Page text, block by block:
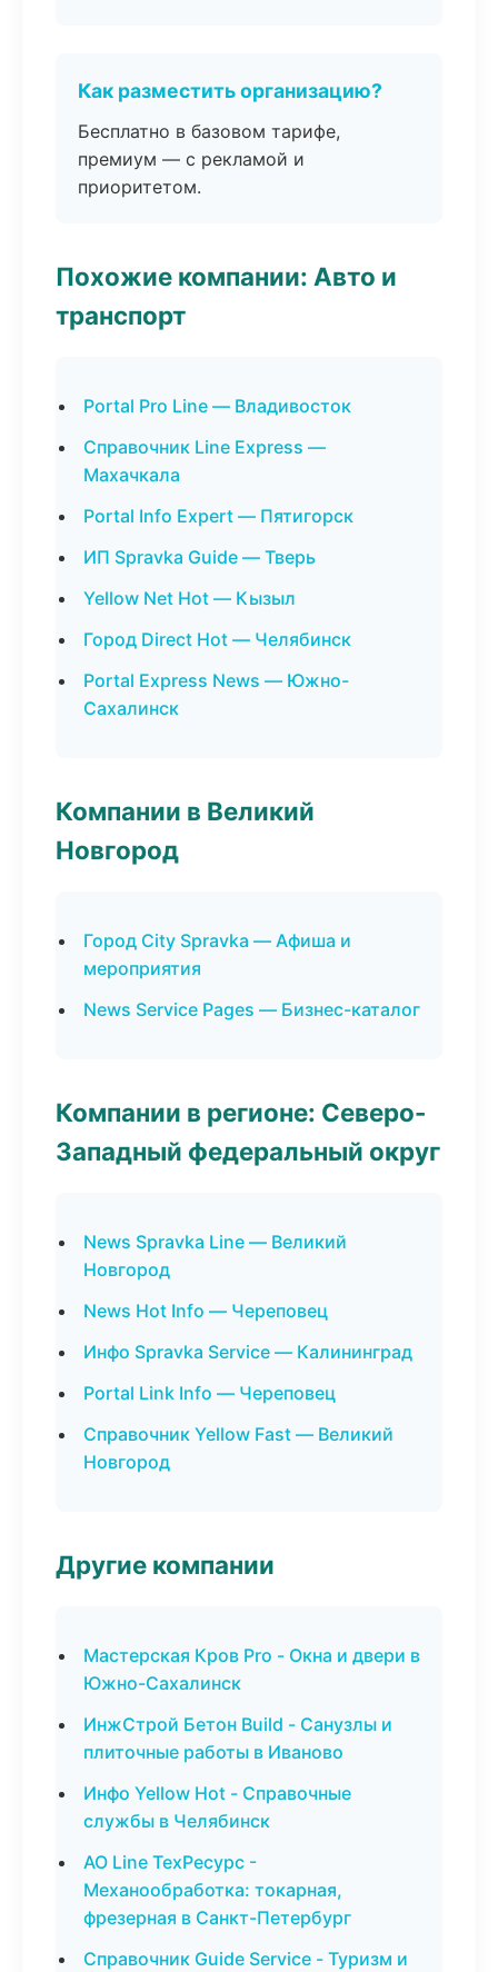
Как разместить организацию?
Бесплатно в базовом тарифе,
премиум — с рекламой и
приоритетом.
Похожие компании: Авто и
транспорт
Portal Pro Line — Владивосток
Справочник Line Express —
Махачкала
Portal Info Expert — Пятигорск
ИП Spravka Guide — Тверь
Yellow Net Hot — Кызыл
Город Direct Hot — Челябинск
Portal Express News — Южно-
Сахалинск
Компании в Великий
Новгород
Город City Spravka — Афиша и
мероприятия
News Service Pages — Бизнес-каталог
Компании в регионе: Северо-
Западный федеральный округ
News Spravka Line — Великий
Новгород
News Hot Info — Череповец
Инфо Spravka Service — Калининград
Portal Link Info — Череповец
Справочник Yellow Fast — Великий
Новгород
Другие компании
Мастерская Кров Pro - Окна и двери в
Южно-Сахалинск
ИнжСтрой Бетон Build - Санузлы и
плиточные работы в Иваново
Инфо Yellow Hot - Справочные
службы в Челябинск
АО Line ТехРесурс -
Механообработка: токарная,
фрезерная в Санкт-Петербург
Справочник Guide Service - Туризм и